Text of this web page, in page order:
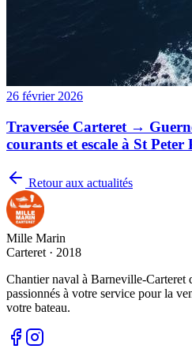
26 février 2026
Traversée Carteret →
courants et escale à St Peter
Retour aux actualités
Mille Marin
Carteret · 2018
Chantier naval à Barneville-Carteret
passionnés à votre service pour la
votre bateau.